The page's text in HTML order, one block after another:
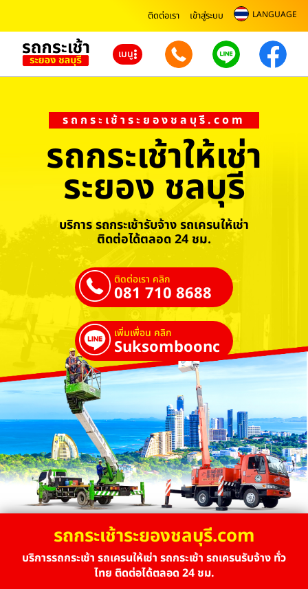
ติดต่อเรา เข้าสู่ระบบ LANGUAGE
เมนู
รถกระเช้าระยองชลบุรี.com
รถกระเช้าให้เช่า
ระยอง ชลบุรี
บริการ รถกระเช้ารับจ้าง รถเครนให้เช่า
ติดต่อได้ตลอด 24 ชม.
ติดต่อเรา คลิก
081 710 8688
เพิ่มเพื่อน คลิก
Suksombooncrane
รถกระเช้าระยองชลบุรี.com
บริการรถกระเช้า รถเครนให้เช่า รถกระเช้า รถเครนรับจ้าง ทั่ว
ไทย ติดต่อได้ตลอด 24 ชม.